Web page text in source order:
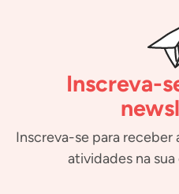
Inscreva-
Inscreva-se para receber
atividades na